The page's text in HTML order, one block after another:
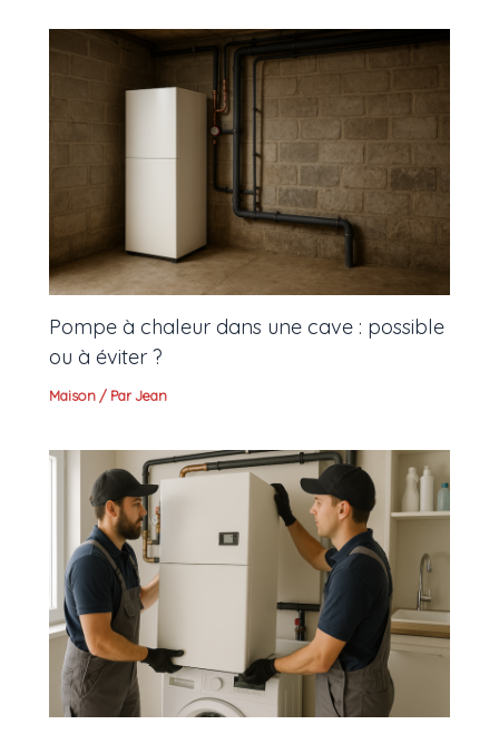
Pompe à chaleur dans une cave : possible
ou à éviter ?
Maison / ParJean